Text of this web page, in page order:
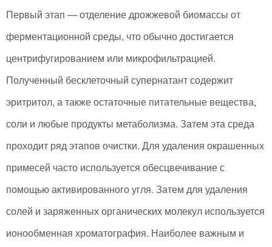
Первый этап — отделение дрожжевой биомассы от
ферментационной среды, что обычно достигается
центрифугированием или микрофильтрацией.
Полученный бесклеточный супернатант содержит
эритритол, а также остаточные питательные вещества,
соли и любые продукты метаболизма. Затем эта среда
проходит ряд этапов очистки. Для удаления окрашенных
примесей часто используется обесцвечивание с
помощью активированного угля. Затем для удаления
солей и заряженных органических молекул используется
ионообменная хроматография. Наиболее важным и